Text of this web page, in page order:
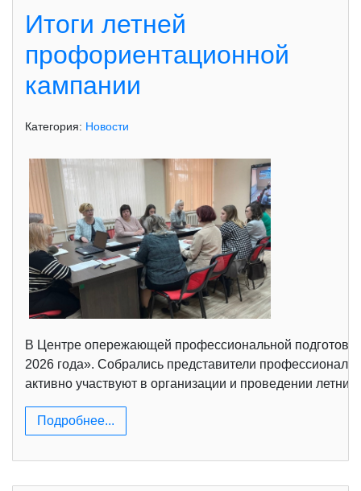
Итоги летней
профориентационной
кампании
Категория: Новости
В Центре опережающей профессиональной
2026 года». Собрались представители
активно участвуют в организации и проведении
Подробнее...